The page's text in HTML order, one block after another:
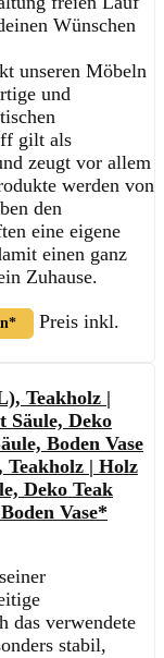
Wünschen
unseren Möbeln
und
gilt als
zeugt vor allem
werden von
den
eine eigene
einen ganz
Zuhause.
Preis inkl.
Teakholz | Holz
Deko Teak
Vase*
das verwendete
stabil,